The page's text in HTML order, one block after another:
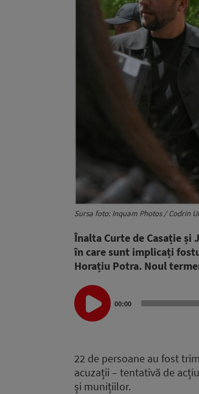
Sursa foto: Inquam Photos / Codrin
Înalta Curte de Casație
în care sunt implicați
Horațiu Potra. Noul
Audio
Player
00:00
22 de persoane au fost
acuzații – tentativă de
și munițiilor.